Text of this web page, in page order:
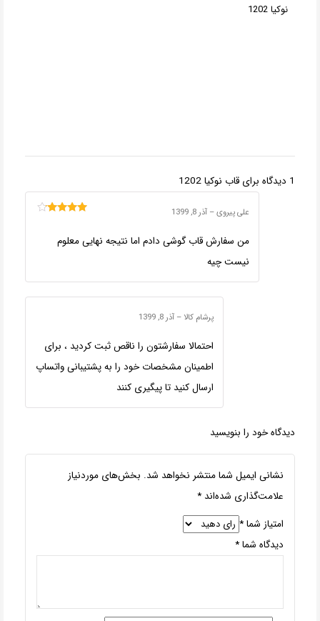
نوکیا 1202
1 دیدگاه برای قاب نوکیا 1202
علی پیروی– آذر 8, 1399
من سفارش قاب گوشی دادم اما نتیجه نهایی معلوم
نیست چیه
پرشام کالا– آذر 8, 1399
احتمالا سفارشتون را ناقص ثبت کردید ، برای
اطمینان مشخصات خود را به پشتیبانی واتساپ
ارسال کنید تا پیگیری کنند
دیدگاه خود را بنویسید
نشانی ایمیل شما منتشر نخواهد شد. بخش‌های موردنیاز
علامت‌گذاری شده‌اند *
امتیاز شما*
دیدگاه شما*